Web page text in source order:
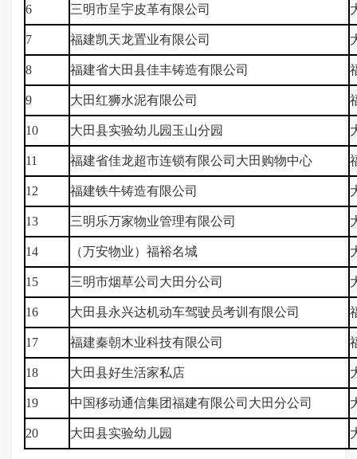
6 三明市呈宇皮革有限公司
7 福建凯天龙置业有限公司
8 福建省大田县佳丰铸造有限公司
9 大田红狮水泥有限公司
10 大田县实验幼儿园玉山分园
11 福建省佳龙超市连锁有限公司大田购物中心
12 福建铁牛铸造有限公司
13 三明乐万家物业管理有限公司
14 （万安物业）福裕名城
15 三明市烟草公司大田分公司
16 大田县永兴达机动车驾驶员考训有限公司
17 福建秦朝木业科技有限公司
18 大田县好生活家私店
19 中国移动通信集团福建有限公司大田分公司
20 大田县实验幼儿园